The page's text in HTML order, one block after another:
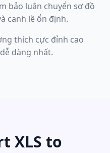
bảo luân chuyển sơ đồ
canh lề ổn định.
thích cực đỉnh cao
dàng nhất.
XLS to